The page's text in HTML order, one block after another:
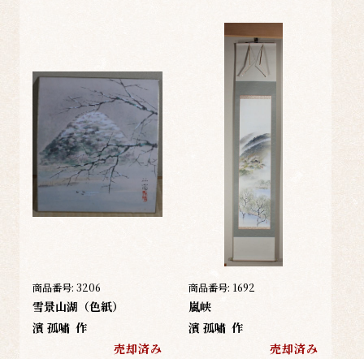
商品番号: 3206
雪景山湖（色紙）
濱 孤嘯 作
売却済み
商品番号: 1692
嵐峡
濱 孤嘯 作
売却済み